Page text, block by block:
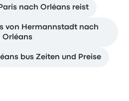
nach Orléans reist
von Hermannstadt nach
Orléans
bus Zeiten und Preise